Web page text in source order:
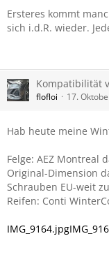
Ersteres kommt
sich i.d.R. wieder.
Kompatibilität
flofloi 17.
Hab heute meine
Felge: AEZ Montreal
Original-Dimension
Schrauben EU-weit
Reifen: Conti
IMG_9164.jpg